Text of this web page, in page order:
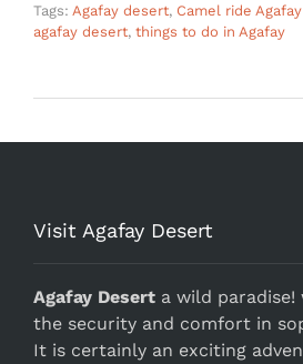
Tags: Agafay desert, Camel ride
agafay desert, things to do in Agafay
Visit Agafay Desert
Agafay Desert a wild
the security and comfort in
It is certainly an exciting